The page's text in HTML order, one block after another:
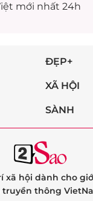
mới nhất 24h
ĐẸP+
XÃ HỘI
SÀNH
xã hội dành cho
truyền thông